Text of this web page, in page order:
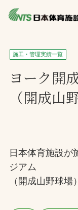
私たちの強み
プレスリリース
施工・管理実績一
会社概要
施工・管理実績一覧
ヨーク開
（開成山
日本体育施設が
ジアム
（開成山野球場